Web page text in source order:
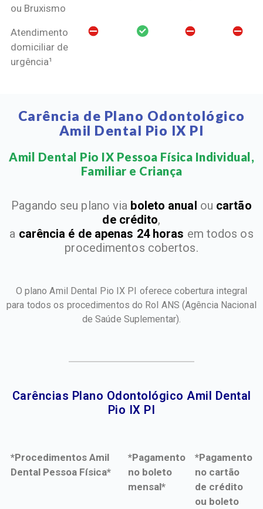
ou Bruxismo
Atendimento
domiciliar de
urgência¹
Carência de Plano Odontológico
Amil Dental Pio IX PI
Amil Dental Pio IX Pessoa Física Individual,
Familiar e Criança​
Pagando seu plano via boleto anual ou cartão
de crédito,
a carência é de apenas 24 horas em todos os
procedimentos cobertos.
O plano Amil Dental Pio IX PI oferece cobertura integral
para todos os procedimentos do Rol ANS(Agência Nacional
de Saúde Suplementar).
Carências Plano Odontológico Amil Dental
Pio IX PI​
*Procedimentos Amil
Dental Pessoa Física*
*Pagamento
no boleto
mensal*
*Pagamento
no cartão
de crédito
ou boleto